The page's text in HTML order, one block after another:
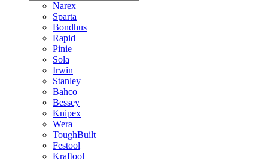
Narex
Sparta
Bondhus
Rapid
Pinie
Sola
Irwin
Stanley
Bahco
Bessey
Knipex
Wera
ToughBuilt
Festool
Kraftool